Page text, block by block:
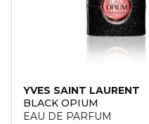
YVES SAINT LAURENT
BLACK OPIUM
EAU DE PARFUM